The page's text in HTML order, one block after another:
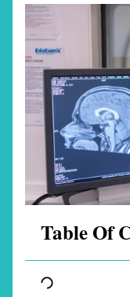
Table Of